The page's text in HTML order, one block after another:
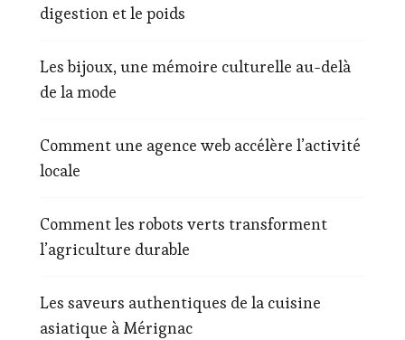
digestion et le poids
Les bijoux, une mémoire culturelle au-delà
de la mode
Comment une agence web accélère l’activité
locale
Comment les robots verts transforment
l’agriculture durable
Les saveurs authentiques de la cuisine
asiatique à Mérignac